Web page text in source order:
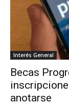
Interés General
Becas
anotarse